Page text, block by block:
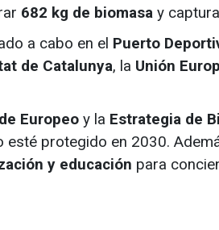
682 kg de biomasa y
a cabo en el Puerto
de Catalunya, la Unión
Europeo y la Estrategia de
protegido en 2030.
y educación para